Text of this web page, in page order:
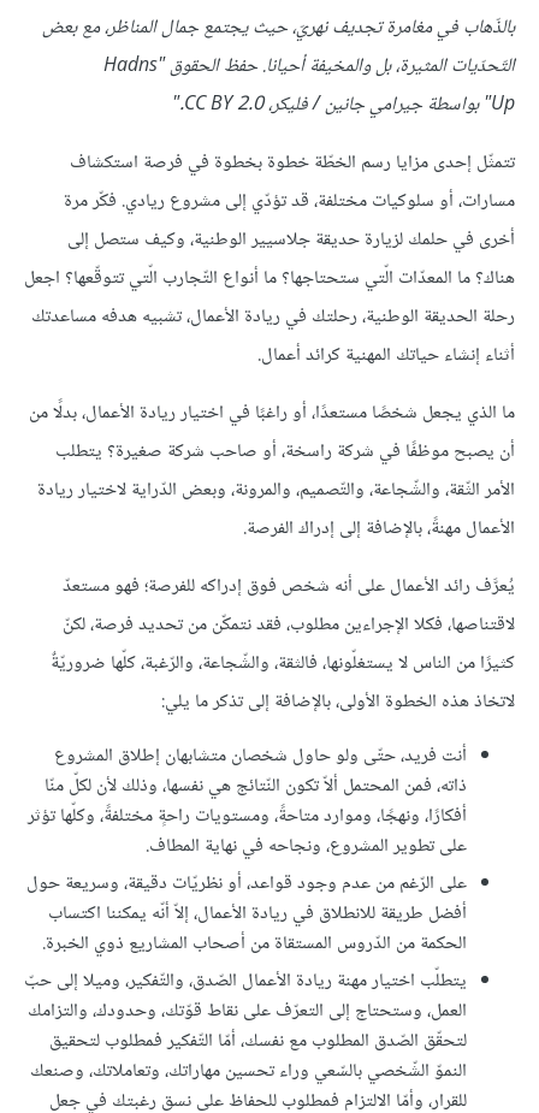
بالذّهاب في مغامرة تجديف نهريّ، حيث يجتمع جمال المناظر، مع بعض
التّحدّيات المثيرة، بل والمخيفة أحيانا. حفظ الحقوق "Hadns
Up" بواسطة جيرامي جانين / فليكر، CC BY 2.0."
تتمثّل إحدى مزايا رسم الخطّة خطوة بخطوة في فرصة استكشاف
مسارات، أو سلوكيات مختلفة، قد تؤدّي إلى مشروع ريادي. فكّر مرة
أخرى في حلمك لزيارة حديقة جلاسيير الوطنية، وكيف ستصل إلى
هناك؟ ما المعدّات الّتي ستحتاجها؟ ما أنواع التّجارب الّتي تتوقّعها؟ اجعل
رحلة الحديقة الوطنية، رحلتك في ريادة الأعمال، تشبيه هدفه مساعدتك
أثناء إنشاء حياتك المهنية كرائد أعمال.
ما الذي يجعل شخصًا مستعدًا، أو راغبًا في اختيار ريادة الأعمال، بدلًا من
أن يصبح موظفًا في شركة راسخة، أو صاحب شركة صغيرة؟ يتطلب
الأمر الثّقة، والشّجاعة، والتّصميم، والمرونة، وبعض الدّراية لاختيار ريادة
الأعمال مهنةً، بالإضافة إلى إدراك الفرصة.
يُعرَّف رائد الأعمال على أنه شخص فوق إدراكه للفرصة؛ فهو مستعدّ
لاقتناصها، فكلا الإجراءين مطلوب، فقد نتمكّن من تحديد فرصة، لكنّ
كثيرًا من الناس لا يستغلّونها، فالثقة، والشّجاعة، والرّغبة، كلّها ضروريّةٌ
لاتخاذ هذه الخطوة الأولى، بالإضافة إلى تذكر ما يلي:
أنت فريد، حتّى ولو حاول شخصان متشابهان إطلاق المشروع
ذاته، فمن المحتمل ألاّ تكون النّتائج هي نفسها، وذلك لأن لكلّ منّا
أفكارًا، ونهجًا، وموارد متاحةً، ومستويات راحةٍ مختلفةً، وكلّها تؤثر
على تطوير المشروع، ونجاحه في نهاية المطاف.
على الرّغم من عدم وجود قواعد، أو نظريّات دقيقة، وسريعة حول
أفضل طريقة للانطلاق في ريادة الأعمال، إلاّ أنّه يمكننا اكتساب
الحكمة من الدّروس المستقاة من أصحاب المشاريع ذوي الخبرة.
يتطلّب اختيار مهنة ريادة الأعمال الصّدق، والتّفكير، وميلا إلى حبّ
العمل، وستحتاج إلى التعرّف على نقاط قوّتك، وحدودك، والتزامك
لتحقّق الصّدق المطلوب مع نفسك، أمّا التّفكير فمطلوب لتحقيق
النموّ الشّخصي بالسّعي وراء تحسين مهاراتك، وتعاملاتك، وصنعك
للقرار، وأمّا الالتزام فمطلوب للحفاظ على نسق رغبتك في جعل